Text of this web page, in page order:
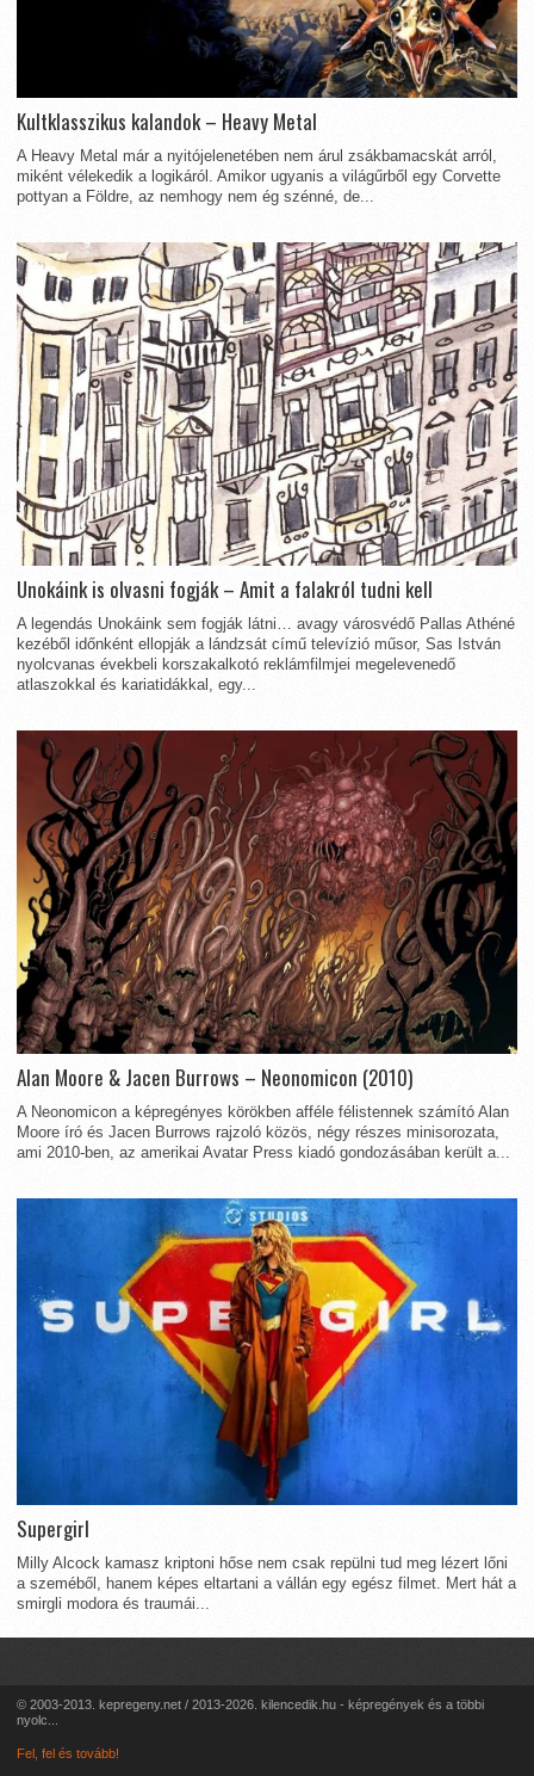
Kultklasszikus kalandok – Heavy Metal
A Heavy Metal már a nyitójelenetében nem árul zsákbamacskát arról,
miként vélekedik a logikáról. Amikor ugyanis a világűrből egy Corvette
pottyan a Földre, az nemhogy nem ég szénné, de...
Unokáink is olvasni fogják – Amit a falakról tudni kell
A legendás Unokáink sem fogják látni… avagy városvédő Pallas Athéné
kezéből időnként ellopják a lándzsát című televízió műsor, Sas István
nyolcvanas évekbeli korszakalkotó reklámfilmjei megelevenedő
atlaszokkal és kariatidákkal, egy...
Alan Moore & Jacen Burrows – Neonomicon (2010)
A Neonomicon a képregényes körökben afféle félistennek számító Alan
Moore író és Jacen Burrows rajzoló közös, négy részes minisorozata,
ami 2010-ben, az amerikai Avatar Press kiadó gondozásában került a...
Supergirl
Milly Alcock kamasz kriptoni hőse nem csak repülni tud meg lézert lőni
a szeméből, hanem képes eltartani a vállán egy egész filmet. Mert hát a
smirgli modora és traumái...
© 2003-2013. kepregeny.net / 2013-2026. kilencedik.hu - képregények és a többi
nyolc...
Fel, fel és tovább!